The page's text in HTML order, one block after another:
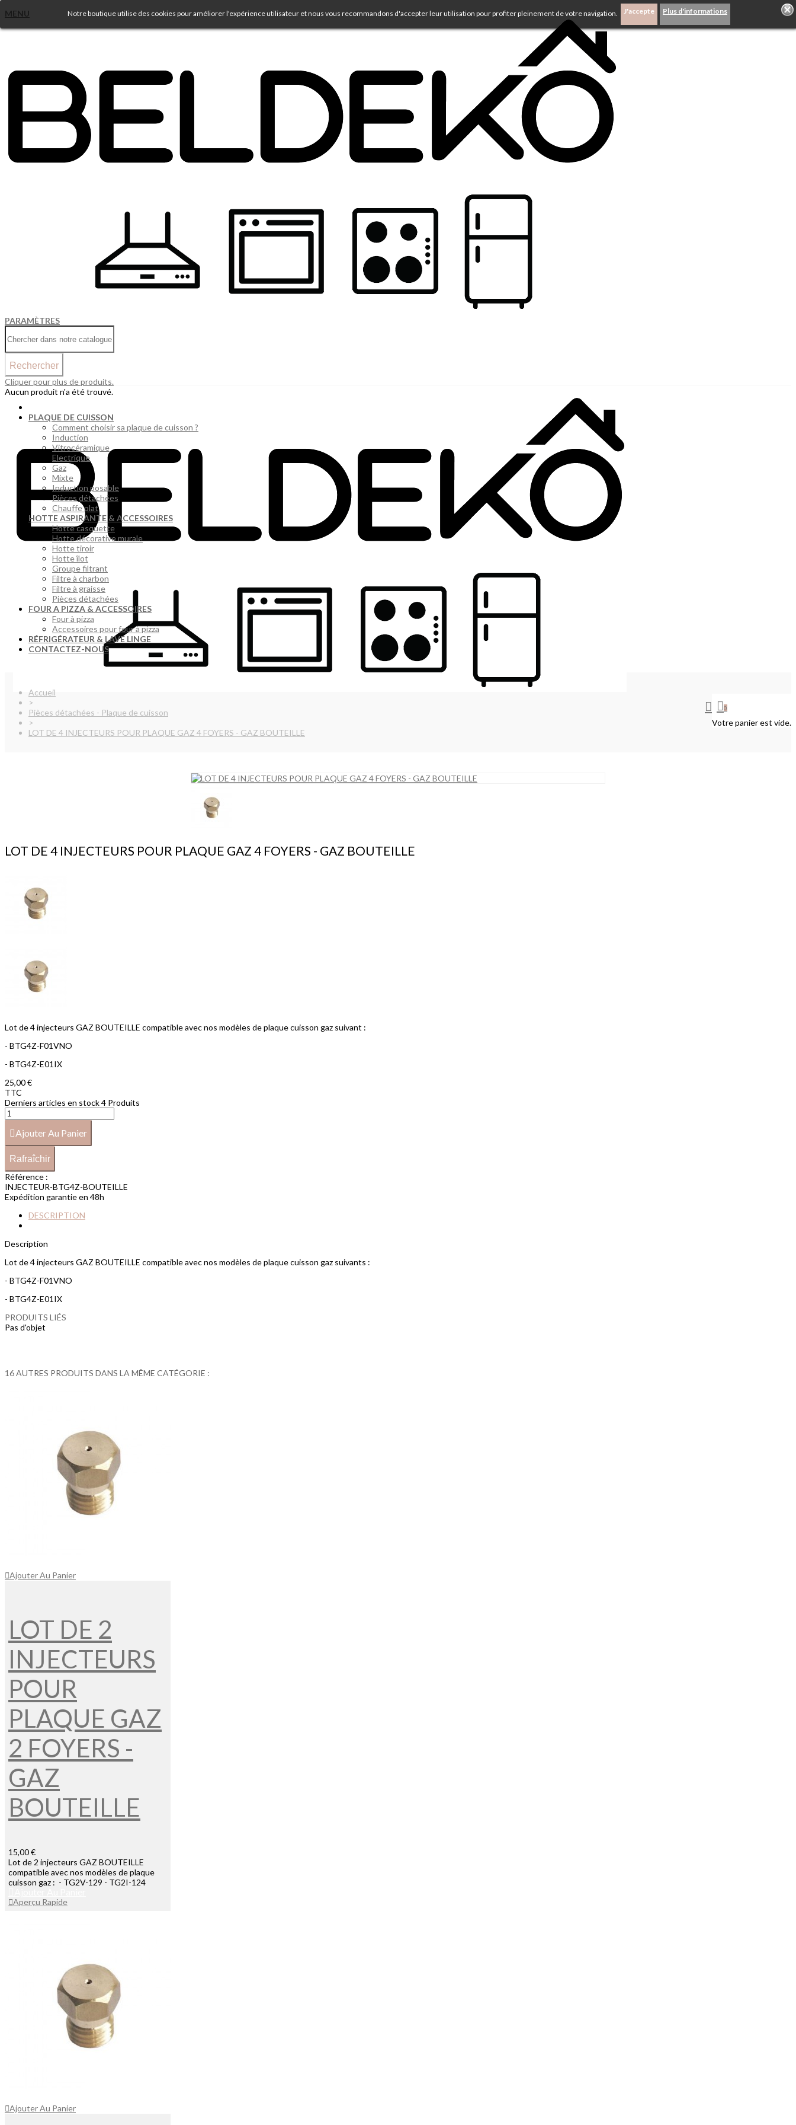
MENU
PARAMÈTRES
Rechercher
Cliquer pour plus de produits.
Aucun produit n'a été trouvé.
0
Votre panier est vide.
Notre boutique utilise des cookies pour améliorer l'expérience utilisateur et nous vous recommandons d'accepter leur utilisation pour profiter pleinement de votre navigation. J'accepte Plus d'informations
PLAQUE DE CUISSON
Comment choisir sa plaque de cuisson ?
Induction
Vitrocéramique
Electrique
Gaz
Mixte
Induction posable
Pièces détachées
Chauffe plat
HOTTE ASPIRANTE & ACCESSOIRES
Hotte casquette
Hotte décorative murale
Hotte tiroir
Hotte îlot
Groupe filtrant
Filtre à charbon
Filtre à graisse
Pièces détachées
FOUR A PIZZA & ACCESSOIRES
Four à pizza
Accessoires pour four à pizza
RÉFRIGÉRATEUR & LAVE LINGE
CONTACTEZ-NOUS
Accueil
>
Pièces détachées - Plaque de cuisson
>
LOT DE 4 INJECTEURS POUR PLAQUE GAZ 4 FOYERS - GAZ BOUTEILLE
LOT DE 4 INJECTEURS POUR PLAQUE GAZ 4 FOYERS - GAZ BOUTEILLE
Lot de 4 injecteurs GAZ BOUTEILLE compatible avec nos modèles de plaque cuisson gaz suivant :
- BTG4Z-F01VNO
- BTG4Z-E01IX
25,00 €
TTC
Derniers articles en stock4 Produits
Ajouter Au Panier
Référence :
INJECTEUR-BTG4Z-BOUTEILLE
Expédition garantie en 48h
DESCRIPTION
Description
Lot de 4 injecteurs GAZ BOUTEILLE compatible avec nos modèles de plaque cuisson gaz suivants :
- BTG4Z-F01VNO
- BTG4Z-E01IX
PRODUITS LIÉS
Pas d'objet
16 AUTRES PRODUITS DANS LA MÊME CATÉGORIE :
Ajouter Au Panier
LOT DE 2
INJECTEURS
POUR
PLAQUE GAZ
2 FOYERS -
GAZ
BOUTEILLE
15,00 €
Lot de 2 injecteurs GAZ BOUTEILLE
compatible avec nos modèles de plaque
cuisson gaz : - TG2V-129 - TG2I-124
Aperçu Rapide
Ajouter Au Panier